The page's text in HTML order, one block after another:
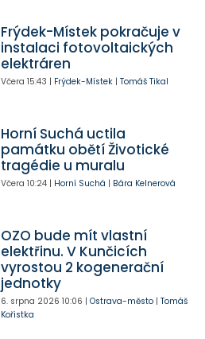
Frýdek-Místek pokračuje v
instalaci fotovoltaických
elektráren
Včera 15:43 | Frýdek-Místek| Tomáš Tikal
Horní Suchá uctila
památku obětí Životické
tragédie u muralu
Včera 10:24| Horní Suchá | Bára Kelnerová
OZO bude mít vlastní
elektřinu. V Kunčicích
vyrostou 2 kogenerační
jednotky
6. srpna 2026 10:06 | Ostrava-město| Tomáš
Kořistka